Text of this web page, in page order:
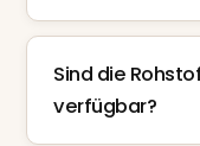
Sind die
verfügbar?